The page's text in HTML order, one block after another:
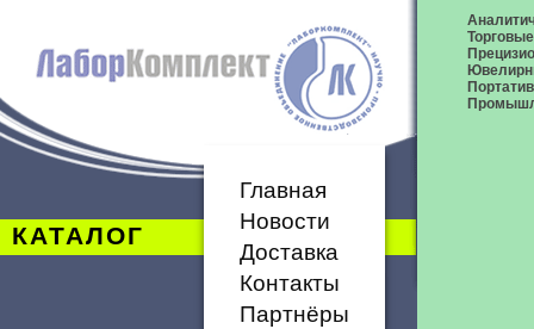
КАТАЛОГ
Главная
Новости
Доставка
Контакты
Партнёры